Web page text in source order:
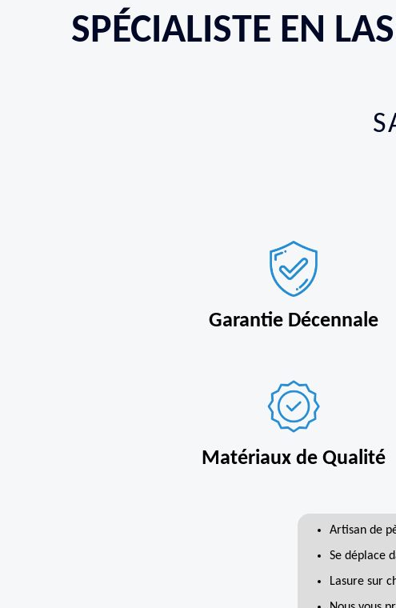
SPÉCIALISTE EN
Garantie Décennale
Matériaux de Qualité
Artisan de
Se déplace
Lasure sur